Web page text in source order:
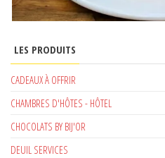
LES PRODUITS
CADEAUX À OFFRIR
CHAMBRES D'HÔTES - HÔTEL
CHOCOLATS BY BIJ'OR
DEUIL SERVICES